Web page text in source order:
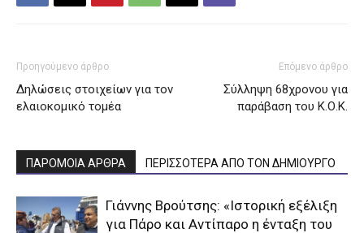
Προηγούμενο άρθρο
Δηλώσεις στοιχείων για τον
ελαιοκομικό τομέα
Επόμενο άρθρο
Σύλληψη 68χρονου για
παράβαση του Κ.Ο.Κ.
ΠΑΡΟΜΟΙΑ ΑΡΘΡΑ ΠΕΡΙΣΣΟΤΕΡΑ ΑΠΟ ΤΟΝ ΔΗΜΙΟΥΡΓΟ
Γιάννης Βρούτσης: «Ιστορική εξέλιξη
για Πάρο και Αντίπαρο η ένταξη του